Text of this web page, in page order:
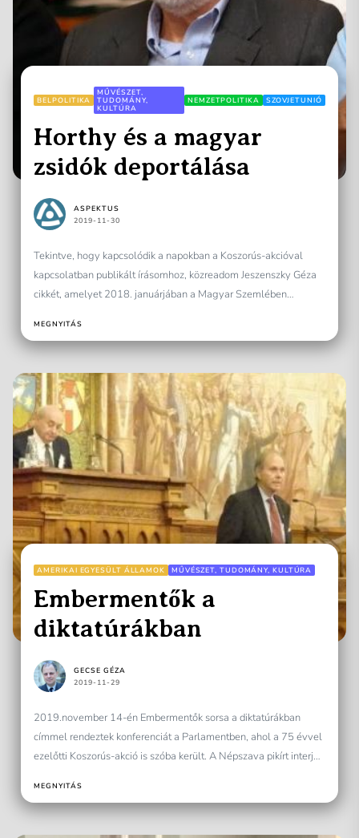
BELPOLITIKA
MŰVÉSZET,
TUDOMÁNY,
KULTÚRA
NEMZETPOLITIKA SZOVJETUNIÓ
Horthy és a magyar
zsidók deportálása
ASPEKTUS
2019-11-30
Tekintve, hogy kapcsolódik a napokban a Koszorús-akcióval
kapcsolatban publikált írásomhoz, közreadom Jeszenszky Géza
cikkét, amelyet 2018. januárjában a Magyar Szemlében
MEGNYITÁS
AMERIKAI EGYESÜLT ÁLLAMOK MŰVÉSZET, TUDOMÁNY, KULTÚRA
Embermentők a
diktatúrákban
GECSE GÉZA
2019-11-29
2019.november 14-én Embermentők sorsa a diktatúrákban
címmel rendeztek konferenciát a Parlamentben, ahol a 75 évvel
ezelőtti Koszorús-akció is szóba került. A Népszava pikírt interjút
MEGNYITÁS